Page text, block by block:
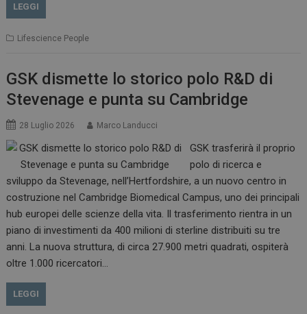
LEGGI
Lifescience People
GSK dismette lo storico polo R&D di
Stevenage e punta su Cambridge
28 Luglio 2026 Marco Landucci
GSK trasferirà il proprio
polo di ricerca e
sviluppo da Stevenage, nell’Hertfordshire, a un nuovo centro in
costruzione nel Cambridge Biomedical Campus, uno dei principali
hub europei delle scienze della vita. Il trasferimento rientra in un
piano di investimenti da 400 milioni di sterline distribuiti su tre
anni. La nuova struttura, di circa 27.900 metri quadrati, ospiterà
oltre 1.000 ricercatori…
LEGGI